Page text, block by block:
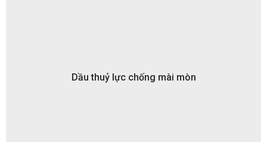
Dầu thuỷ lực chống mài mòn